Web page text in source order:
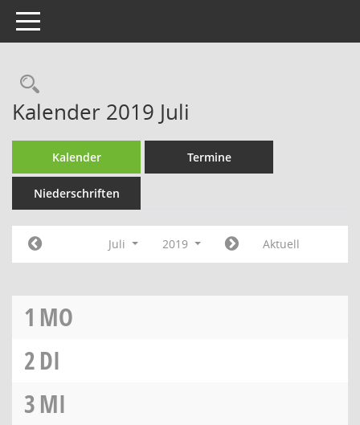
Toggle navigation
Rechercheauswahl
Kalender 2019 Juli
Kalender Termine
Niederschriften
Juli 2019 Aktuell
1 MO
2DI
3MI